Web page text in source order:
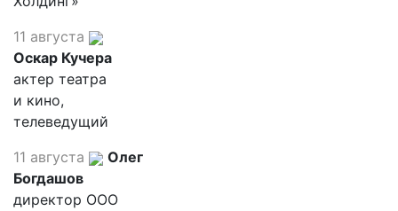
11 августа
Оскар Кучера
актер театра
и кино,
телеведущий
11 августа
Олег
Богдашов
директор ООО